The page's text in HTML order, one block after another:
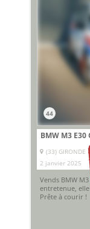
44
BMW M3 E30
(33) GIRONDE
2 janvier 2025
Vends BMW
entretenue,
Prête à courir !